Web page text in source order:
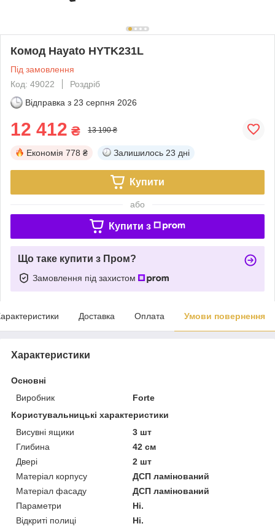
Комод Hayato HYTK231L
Під замовлення
Код: 49022
Роздріб
Відправка з 23 серпня 2026
12 412 ₴ 13 190 ₴
Економія 778 ₴ Залишилось 23 дні
Купити
або
Купити з
Що таке купити з Пром?
Замовлення під захистом
Доставка Оплата Умови повернення
Характеристики
Основні
Виробник
Forte
Користувальницькі характеристики
Висувні ящики
3 шт
Глибина
42 см
Двері
2 шт
Матеріал корпусу
ДСП ламінований
Матеріал фасаду
ДСП ламінований
Параметри
Ні.
Відкриті полиці
Ні.